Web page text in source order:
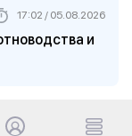
и
17:02 / 05.08.2026